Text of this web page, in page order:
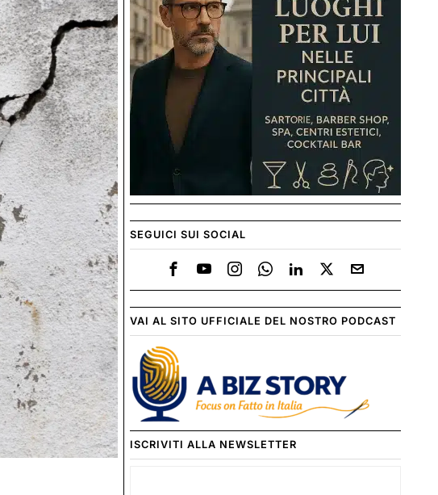
SEGUICI SUI SOCIAL
VAI AL SITO UFFICIALE DEL NOSTRO PODCAST
ISCRIVITI ALLA NEWSLETTER